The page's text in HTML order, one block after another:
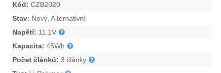
Kód: CZB2020
Stav: Nový, Alternativní
Napětí: 11.1V
Kapacita: 45Wh
Počet článků: 3 články